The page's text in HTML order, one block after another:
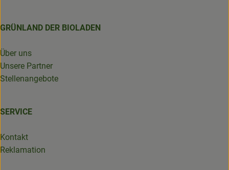
GRÜNLAND DER BIOLADEN
Über uns
Unsere Partner
Stellenangebote
SERVICE
Kontakt
Reklamation